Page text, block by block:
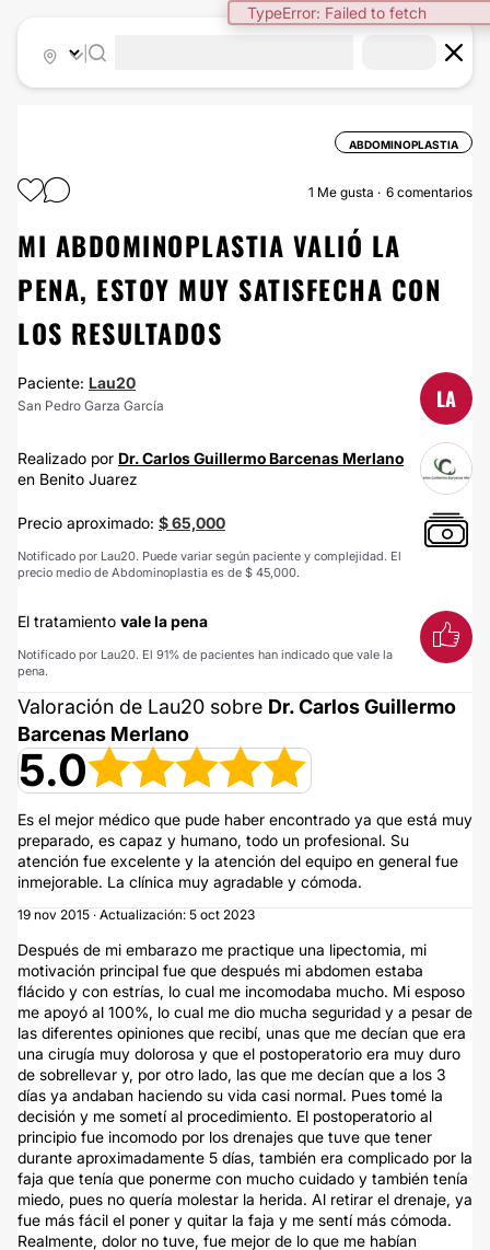
TypeError: Failed to fetch
ABDOMINOPLASTIA
1 Me gusta 6 comentarios
MI ABDOMINOPLASTIA VALIÓ LA
PENA, ESTOY MUY SATISFECHA CON
LOS RESULTADOS
Paciente: Lau20
San Pedro Garza García LA
Realizado por Dr. Carlos Guillermo Barcenas Merlano
en Benito Juarez
Precio aproximado: $ 65,000
Notificado por Lau20. Puede variar según paciente y complejidad. El
precio medio de Abdominoplastia es de $ 45,000.
El tratamiento vale la pena
Notificado por Lau20. El 91% de pacientes han indicado que vale la
pena.
Valoración de Lau20 sobre Dr. Carlos Guillermo
Barcenas Merlano
5.0
Es el mejor médico que pude haber encontrado ya que está muy
preparado, es capaz y humano, todo un profesional. Su
atención fue excelente y la atención del equipo en general fue
inmejorable. La clínica muy agradable y cómoda.
19 nov 2015 · Actualización: 5 oct 2023
Después de mi embarazo me practique una lipectomia, mi
motivación principal fue que después mi abdomen estaba
flácido y con estrías, lo cual me incomodaba mucho. Mi esposo
me apoyó al 100%, lo cual me dio mucha seguridad y a pesar de
las diferentes opiniones que recibí, unas que me decían que era
una cirugía muy dolorosa y que el postoperatorio era muy duro
de sobrellevar y, por otro lado, las que me decían que a los 3
días ya andaban haciendo su vida casi normal. Pues tomé la
decisión y me sometí al procedimiento. El postoperatorio al
principio fue incomodo por los drenajes que tuve que tener
durante aproximadamente 5 días, también era complicado por la
faja que tenía que ponerme con mucho cuidado y también tenía
miedo, pues no quería molestar la herida. Al retirar el drenaje, ya
fue más fácil el poner y quitar la faja y me sentí más cómoda.
Realmente, dolor no tuve, fue mejor de lo que me habían